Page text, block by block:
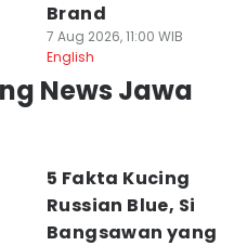
Brand
7 Aug 2026, 11:00 WIB
English
News Jawa
5 Fakta Kucing
Russian Blue, Si
Bangsawan yang